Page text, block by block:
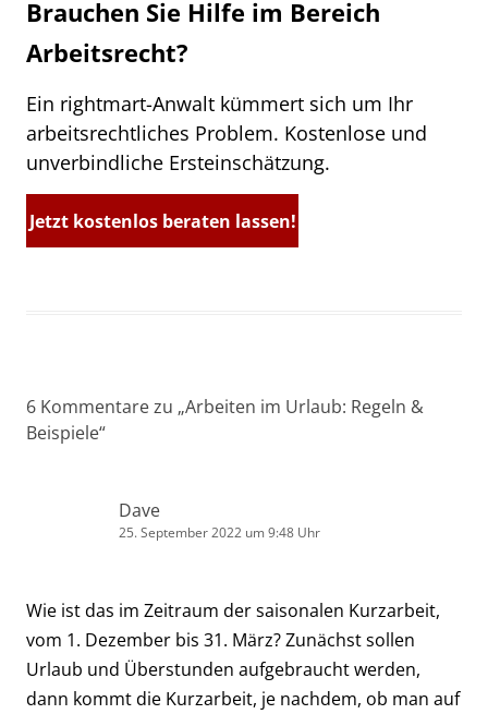
Brauchen Sie Hilfe im Bereich
Arbeitsrecht?
Ein rightmart-Anwalt kümmert sich um Ihr
arbeitsrechtliches Problem. Kostenlose und
unverbindliche Ersteinschätzung.
Jetzt kostenlos beraten lassen!
6 Kommentare zu „Arbeiten im Urlaub: Regeln &
Beispiele“
Dave
25. September 2022 um 9:48 Uhr
Wie ist das im Zeitraum der saisonalen Kurzarbeit,
vom 1. Dezember bis 31. März? Zunächst sollen
Urlaub und Überstunden aufgebraucht werden,
dann kommt die Kurzarbeit, je nachdem, ob man auf